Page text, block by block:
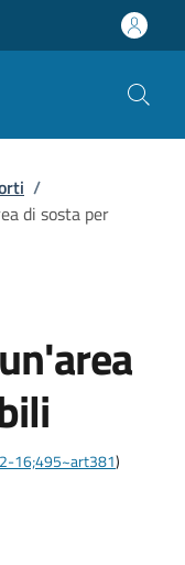
/
di sosta per
16;495~art381)